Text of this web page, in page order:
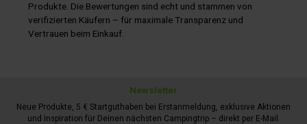
Produkte. Die Bewertungen sind echt und stammen von
verifizierten Käufern – für maximale Transparenz und
Vertrauen beim Einkauf.
Newsletter
Neue Produkte, 5 € Startguthaben bei Erstanmeldung, exklusive Aktionen
und Inspiration für Deinen nächsten Campingtrip – direkt per E-Mail.